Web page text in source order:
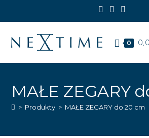
0
MAŁE ZEGARY
> Produkty > MAŁE ZEGARY do 20 cm